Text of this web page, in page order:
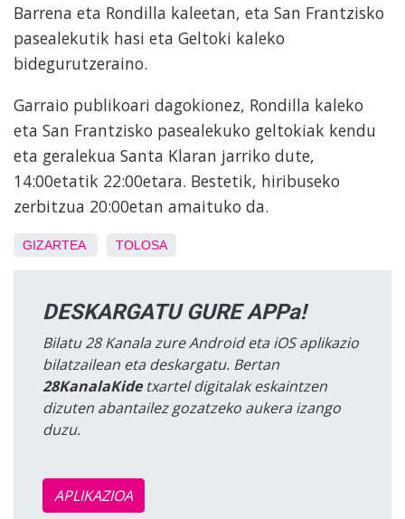
Barrena eta Rondilla kaleetan, eta San Frantzisko
pasealekutik hasi eta Geltoki kaleko
bidegurutzeraino.
Garraio publikoari dagokionez, Rondilla kaleko
eta San Frantzisko pasealekuko geltokiak kendu
eta geralekua Santa Klaran jarriko dute,
14:00etatik 22:00etara. Bestetik, hiribuseko
zerbitzua 20:00etan amaituko da.
GIZARTEA TOLOSA
DESKARGATU GURE APPa!
Bilatu 28 Kanala zure Android eta iOS aplikazio
bilatzailean eta deskargatu. Bertan
28KanalaKidetxartel digitalak eskaintzen
dizuten abantailez gozatzeko aukera izango
duzu.
APLIKAZIOA